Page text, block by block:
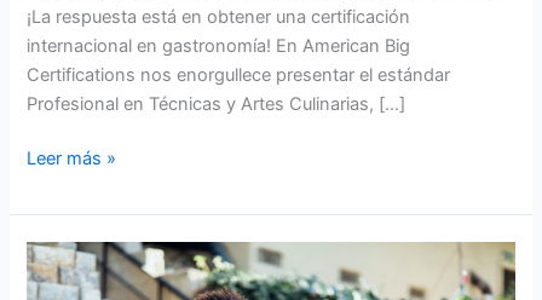
¡La respuesta está en obtener una certificación
internacional en gastronomía! En American Big
Certifications nos enorgullece presentar el estándar
Profesional en Técnicas y Artes Culinarias, […]
Leer más »
Certificación
Internacional